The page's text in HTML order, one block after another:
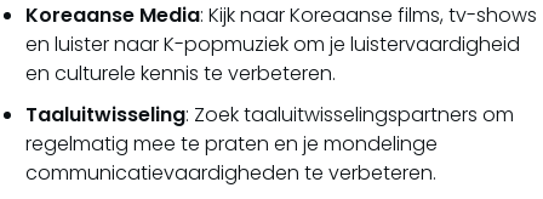
Koreaanse Media: Kijk naar Koreaanse films, tv-shows
en luister naar K-popmuziek om je luistervaardigheid
en culturele kennis te verbeteren.
Taaluitwisseling: Zoek taaluitwisselingspartners om
regelmatig mee te praten en je mondelinge
communicatievaardigheden te verbeteren.